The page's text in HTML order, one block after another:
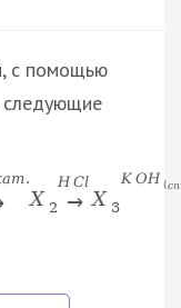
с помощью
следующие
ат .
X 2
HCl
→ X 3
K OH (сп